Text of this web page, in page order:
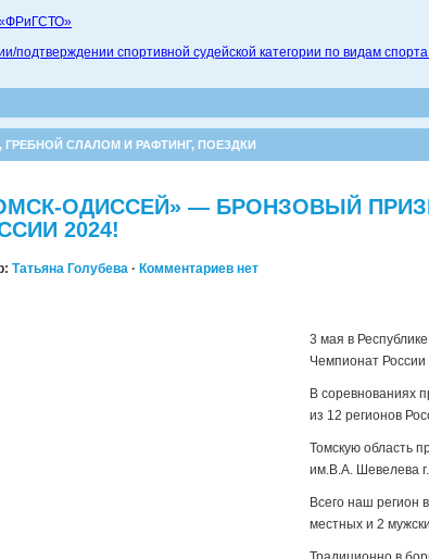
«ФРиГСТО»
подтверждении спортивной судейской категории по видам
, ГРЕБНОЙ СЛАЛОМ И РАФТИНГ, ПОЕЗДКИ
ОДИССЕЙ» — БРОНЗОВЫЙ
2024!
Татьяна Голубева · Комментариев нет
3 мая в
Чемпионат
В соревнованиях
из 12 регионов
Томскую область
им.В.А. Шевелева
Всего наш регион
местных и 2